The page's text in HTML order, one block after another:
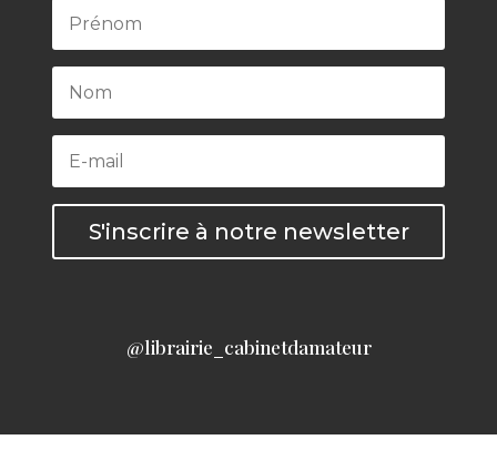
S'inscrire à notre newsletter
@librairie_cabinetdamateur